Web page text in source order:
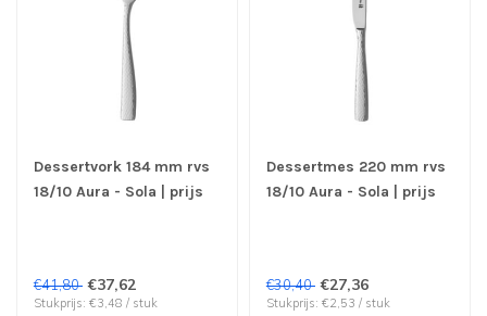
Dessertvork 184 mm rvs
18/10 Aura - Sola | prijs
€41,80 €37,62
Stukprijs: €3,48 / stuk
Dessertmes 220 mm rvs
18/10 Aura - Sola | prijs
€30,40 €27,36
Stukprijs: €2,53 / stuk